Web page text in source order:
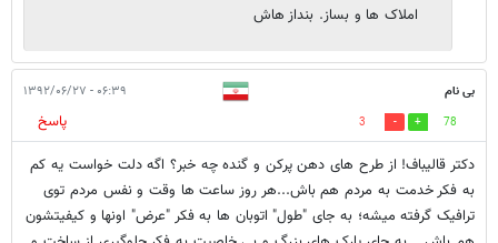
املاک ها و بساز. بنداز هاش
بی نام ۰۶:۳۹ - ۱۳۹۲/۰۶/۲۷
78
3
پاسخ
دکتر قالیباف! از طرح های دهن پرکن و گنده چه خبر؟ اگه دلت خواست یه کم
به فکر خدمت به مردم هم باش...هر روز ساعت ها وقت و نفس مردم توی
ترافیک گرفته میشه؛ به جای "طول" اتوبان ها به فکر "عرض" اونها و کیفیتشون